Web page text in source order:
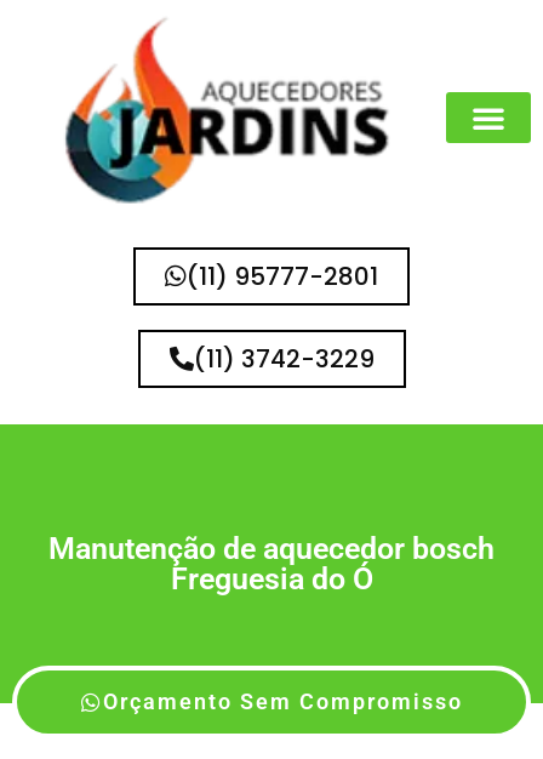
(11) 95777-2801
(11) 3742-3229
Manutenção de aquecedor bosch
Freguesia do Ó
Orçamento Sem Compromisso